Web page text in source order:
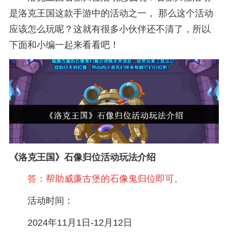
是洛克王国这款手游中的活动之一， 那么这个活动
应该怎么玩呢？这就有很多小伙伴还不清了，所以
下面和小编一起来看看吧！
《洛克王国》石像归位活动玩法介绍
答：帮助威廉古堡的石像鬼归位即可。
活动时间：
2024年11月1日-12月12日